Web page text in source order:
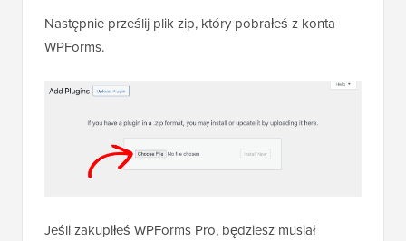
Następnie prześlij plik zip, który pobrałeś z konta
WPForms.
Jeśli zakupiłeś WPForms Pro, będziesz musiał